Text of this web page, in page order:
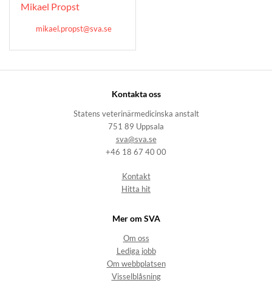
Mikael Propst
mikael.propst@sva.se
Kontakta oss
Statens veterinärmedicinska anstalt
751 89 Uppsala
sva@sva.se
+46 18 67 40 00
Kontakt
Hitta hit
Mer om SVA
Om oss
Lediga jobb
Om webbplatsen
Visselblåsning